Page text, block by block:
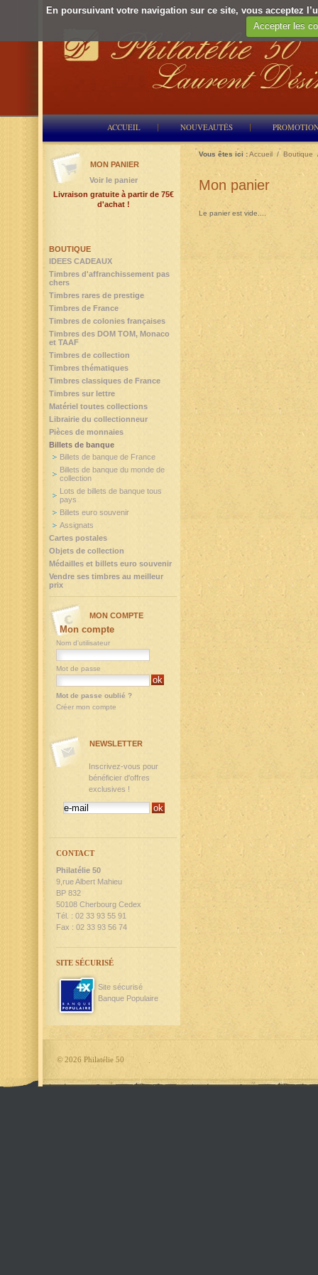
En poursuivant votre navigation sur ce site, vous acceptez
Accepter les
ACCUEIL NOUVEAUTÉS
Vous êtes ici :Accueil / Boutique
Mon panier
Le panier est vide....
BOUTIQUE
IDEES CADEAUX
Timbres d'affranchissement pas
chers
Timbres rares de prestige
Timbres de France
Timbres de colonies françaises
Timbres des DOM TOM, Monaco
et TAAF
Timbres de collection
Timbres thématiques
Timbres classiques de France
Timbres sur lettre
Matériel toutes collections
Librairie du collectionneur
Pièces de monnaies
Billets de banque
Billets de banque de France
Billets de banque du monde de
collection
Lots de billets de banque tous
pays
Billets euro souvenir
Assignats
Cartes postales
Objets de collection
Médailles et billets euro souvenir
Vendre ses timbres au meilleur
prix
MON PANIER
Voir le panier
Livraison gratuite à partir de 75€
d'achat !
MON COMPTE
Mon compte
Nom d'utilisateur
Mot de passe
Mot de passe oublié ?
Créer mon compte
NEWSLETTER
Inscrivez-vous pour
bénéficier d'offres
exclusives !
CONTACT
Philatélie 50
9,rue Albert Mahieu
BP 832
50108 Cherbourg Cedex
Tél. : 02 33 93 55 91
Fax : 02 33 93 56 74
SITE SÉCURISÉ
Site sécurisé
Banque Populaire
© 2026 Philatélie 50